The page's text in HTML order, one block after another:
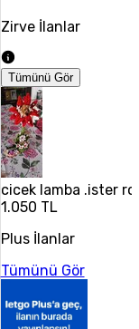
Zirve İlanlar
Tümünü Gör
cicek lamba .ister
1.050 TL
Plus İlanlar
Tümünü Gör